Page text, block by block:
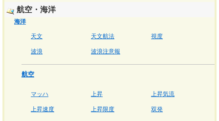
航空・海洋
海洋
天文 天文航法 視度
波浪 波浪注意報
航空
マッハ 上昇 上昇気流
上昇速度 上昇限度 双発